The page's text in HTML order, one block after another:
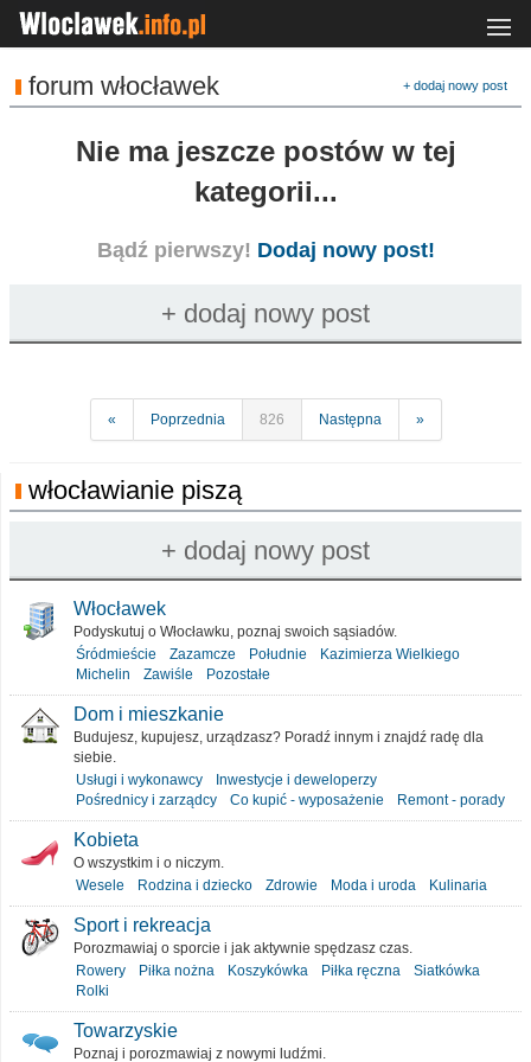
forum włocławek + dodaj nowy post
Nie ma jeszcze postów w tej
kategorii...
Bądź pierwszy! Dodaj nowy post!
« Poprzednia 826 Następna »
włocławianie piszą
Włocławek
Podyskutuj o Włocławku, poznaj swoich sąsiadów.
Śródmieście
Zazamcze Południe
Kazimierza Wielkiego
Michelin
Zawiśle Pozostałe
Dom i mieszkanie
Budujesz, kupujesz, urządzasz? Poradź innym i znajdź radę dla
siebie.
Usługi i wykonawcy
Inwestycje i deweloperzy
Pośrednicy i zarządcy
Co kupić - wyposażenie Remont - porady
Kobieta
O wszystkim i o niczym.
Wesele
Rodzina i dziecko Zdrowie Moda i uroda Kulinaria
Sport i rekreacja
Porozmawiaj o sporcie i jak aktywnie spędzasz czas.
Rowery
Piłka nożna Koszykówka Piłka ręczna
Siatkówka
Rolki
Towarzyskie
Poznaj i porozmawiaj z nowymi ludźmi.